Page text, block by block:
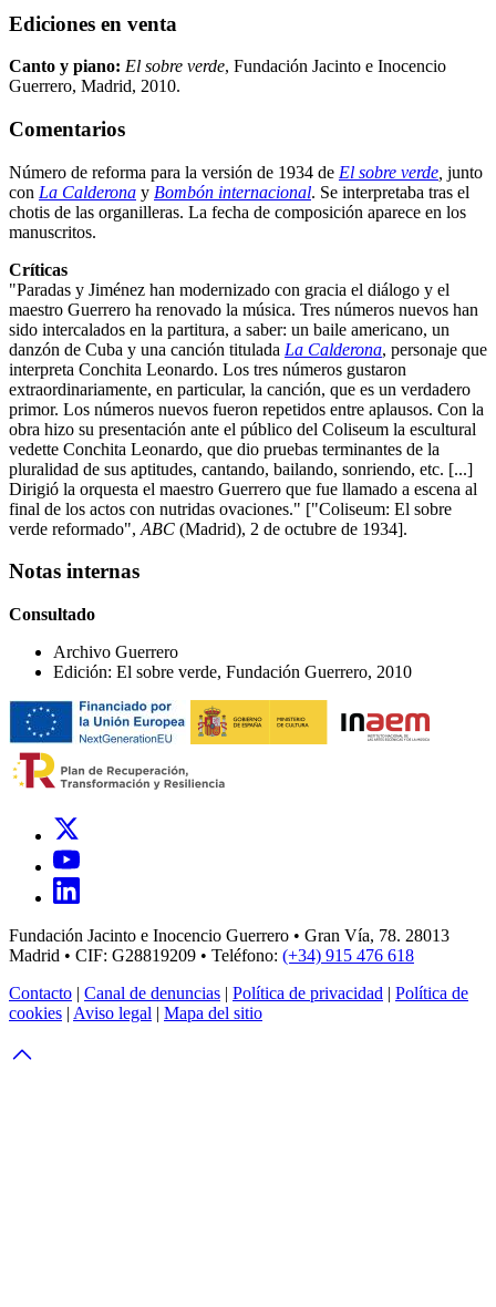
Ediciones en venta
Canto y piano: El sobre verde, Fundación Jacinto e Inocencio
Guerrero, Madrid, 2010.
Comentarios
Número de reforma para la versión de 1934 de El sobre verde junto
con La Calderona y Bombón internacional. Se interpretaba tras el
chotis de las organilleras. La fecha de composición aparece en los
manuscritos.
Críticas
"Paradas y Jiménez han modernizado con gracia el diálogo y el
maestro Guerrero ha renovado la música. Tres números nuevos han
sido intercalados en la partitura, a saber: un baile americano, un
danzón de Cuba y una canción titulada La Calderona, personaje que
interpreta Conchita Leonardo. Los tres números gustaron
extraordinariamente, en particular, la canción, que es un verdadero
primor. Los números nuevos fueron repetidos entre aplausos. Con la
obra hizo su presentación ante el público del Coliseum la escultural
vedette Conchita Leonardo, que dio pruebas terminantes de la
pluralidad de sus aptitudes, cantando, bailando, sonriendo, etc. [...]
Dirigió la orquesta el maestro Guerrero que fue llamado a escena al
final de los actos con nutridas ovaciones." ["Coliseum: El sobre
verde reformado", ABC (Madrid), 2 de octubre de 1934].
Notas internas
Consultado
Archivo Guerrero
Edición: El sobre verde, Fundación Guerrero, 2010
Fundación Jacinto e Inocencio Guerrero • Gran Vía, 78. 28013
Madrid • CIF: G28819209 • Teléfono: (+34) 915 476 618
Contacto | Canal de denuncias | Política de privacidad | Política de
cookies | Aviso legal | Mapa del sitio